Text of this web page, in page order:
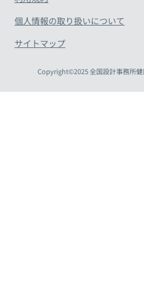
個人情報の取り扱いについて
サイトマップ
Copyright©2025 全国設計事務所